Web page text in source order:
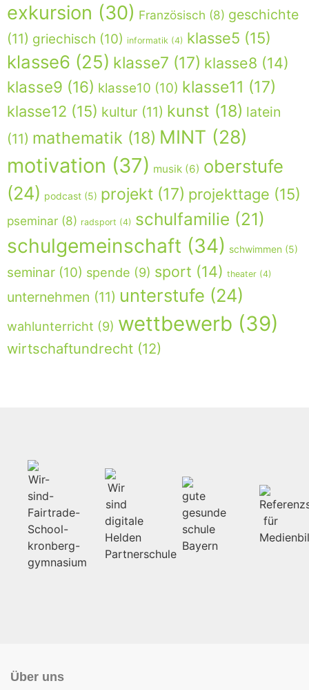
exkursion (30) Französisch (8) geschichte
(11) griechisch (10) informatik (4) klasse5 (15)
klasse6 (25) klasse7 (17) klasse8 (14)
klasse9 (16) klasse10 (10) klasse11 (17)
klasse12 (15) kultur (11) kunst (18) latein
(11) mathematik (18) MINT (28)
motivation (37) musik (6) oberstufe
(24) podcast (5) projekt (17) projekttage (15)
pseminar (8) radsport (4) schulfamilie (21)
schulgemeinschaft (34) schwimmen (5)
seminar (10) spende (9) sport (14) theater (4)
unternehmen (11) unterstufe (24)
wahlunterricht (9) wettbewerb (39)
wirtschaftundrecht (12)
Über uns